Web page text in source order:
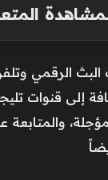
المتعددة لحلقة
إلى قنوات